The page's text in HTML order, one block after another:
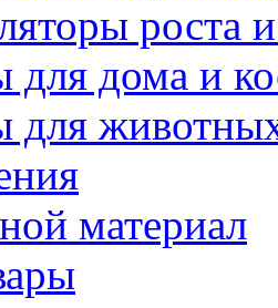
роста и
для дома и
для
материал